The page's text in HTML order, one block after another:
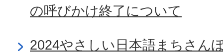
の呼びかけ終了について
2024やさしい日本語まちさん